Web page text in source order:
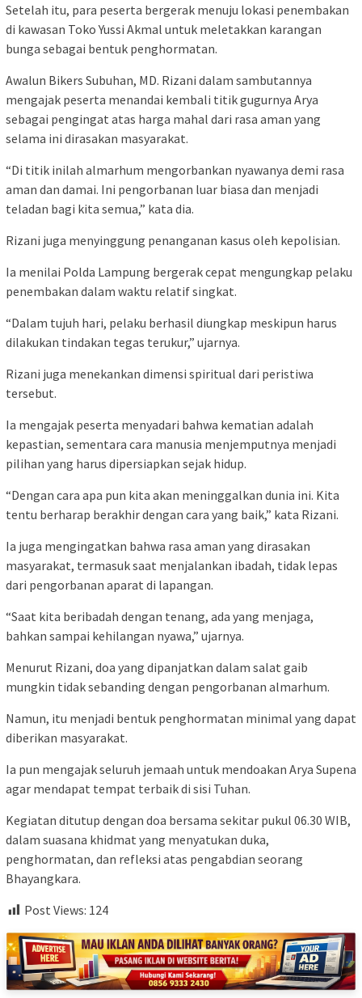
Setelah itu, para peserta bergerak menuju lokasi penembakan
di kawasan Toko Yussi Akmal untuk meletakkan karangan
bunga sebagai bentuk penghormatan.
Awalun Bikers Subuhan, MD. Rizani dalam sambutannya
mengajak peserta menandai kembali titik gugurnya Arya
sebagai pengingat atas harga mahal dari rasa aman yang
selama ini dirasakan masyarakat.
“Di titik inilah almarhum mengorbankan nyawanya demi rasa
aman dan damai. Ini pengorbanan luar biasa dan menjadi
teladan bagi kita semua,” kata dia.
Rizani juga menyinggung penanganan kasus oleh kepolisian.
Ia menilai Polda Lampung bergerak cepat mengungkap pelaku
penembakan dalam waktu relatif singkat.
“Dalam tujuh hari, pelaku berhasil diungkap meskipun harus
dilakukan tindakan tegas terukur,” ujarnya.
Rizani juga menekankan dimensi spiritual dari peristiwa
tersebut.
Ia mengajak peserta menyadari bahwa kematian adalah
kepastian, sementara cara manusia menjemputnya menjadi
pilihan yang harus dipersiapkan sejak hidup.
“Dengan cara apa pun kita akan meninggalkan dunia ini. Kita
tentu berharap berakhir dengan cara yang baik,” kata Rizani.
Ia juga mengingatkan bahwa rasa aman yang dirasakan
masyarakat, termasuk saat menjalankan ibadah, tidak lepas
dari pengorbanan aparat di lapangan.
“Saat kita beribadah dengan tenang, ada yang menjaga,
bahkan sampai kehilangan nyawa,” ujarnya.
Menurut Rizani, doa yang dipanjatkan dalam salat gaib
mungkin tidak sebanding dengan pengorbanan almarhum.
Namun, itu menjadi bentuk penghormatan minimal yang dapat
diberikan masyarakat.
Ia pun mengajak seluruh jemaah untuk mendoakan Arya Supena
agar mendapat tempat terbaik di sisi Tuhan.
Kegiatan ditutup dengan doa bersama sekitar pukul 06.30 WIB,
dalam suasana khidmat yang menyatukan duka,
penghormatan, dan refleksi atas pengabdian seorang
Bhayangkara.
Post Views: 124